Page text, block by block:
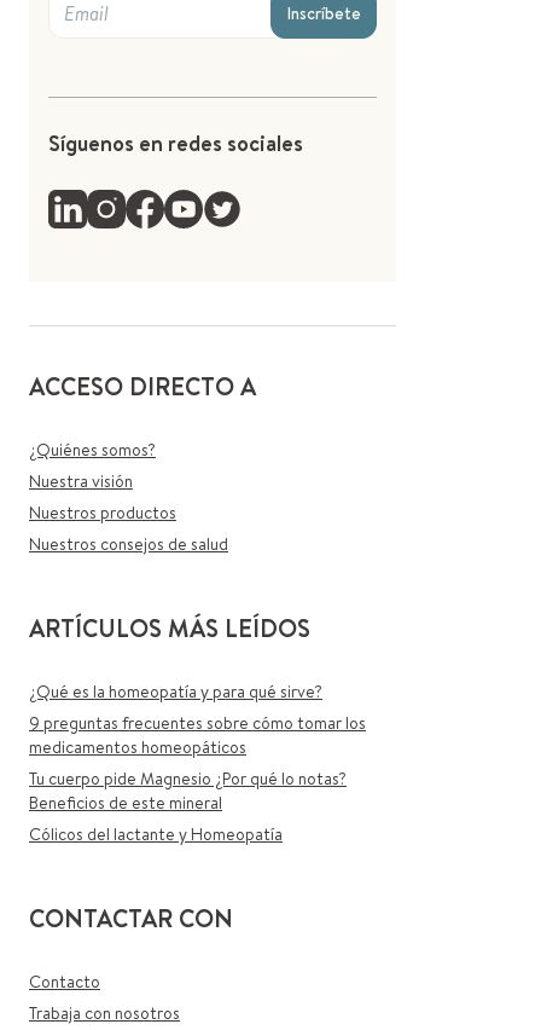
Inscríbete
Síguenos en redes sociales
ACCESO DIRECTO A
¿Quiénes somos?
Nuestra visión
Nuestros productos
Nuestros consejos de salud
ARTÍCULOS MÁS LEÍDOS
¿Qué es la homeopatía y para qué sirve?
9 preguntas frecuentes sobre cómo tomar los
medicamentos homeopáticos
Tu cuerpo pide Magnesio ¿Por qué lo notas?
Beneficios de este mineral
Cólicos del lactante y Homeopatía
CONTACTAR CON
Contacto
Trabaja con nosotros